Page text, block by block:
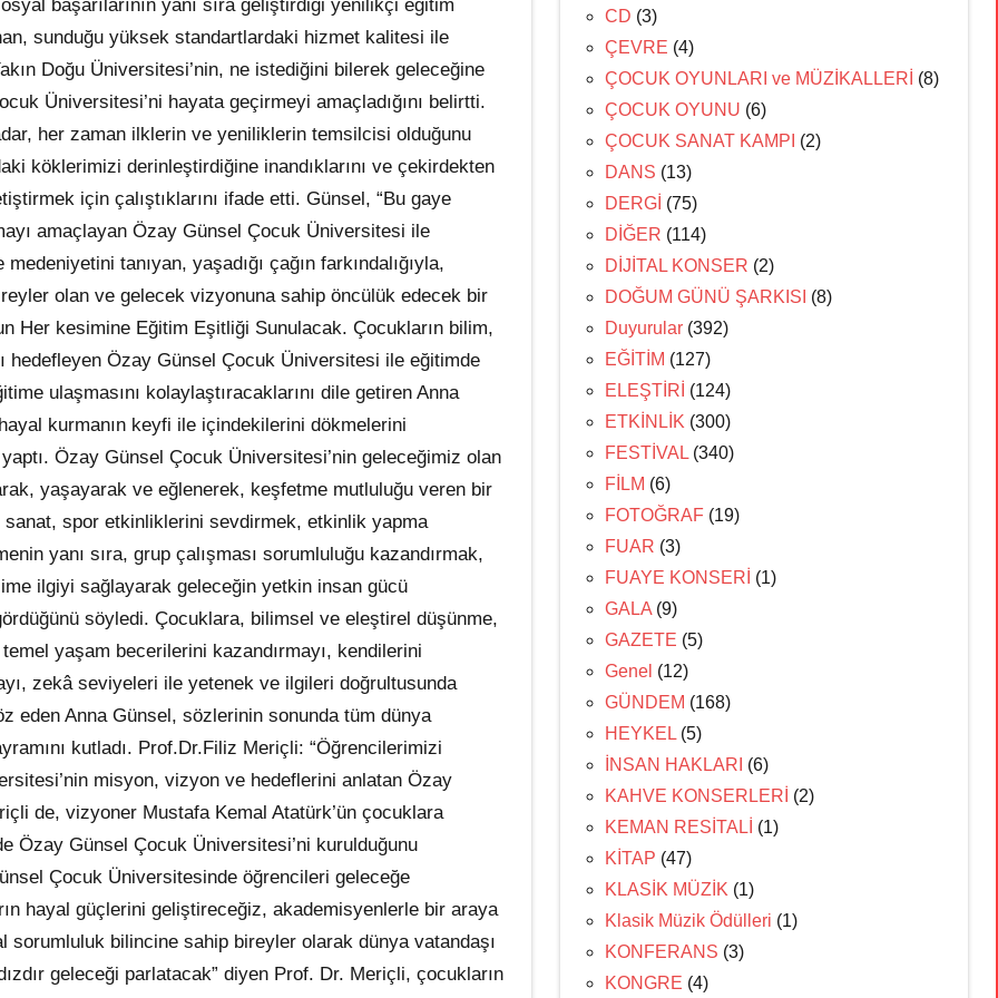
başarılarının yanı sıra geliştirdiği yenilikçi eğitim
sunduğu yüksek standartlardaki hizmet kalitesi ile
Doğu Üniversitesi’nin, ne istediğini bilerek geleceğine
Üniversitesi’ni hayata geçirmeyi amaçladığını belirtti.
her zaman ilklerin ve yeniliklerin temsilcisi olduğunu
köklerimizi derinleştirdiğine inandıklarını ve çekirdekten
için çalıştıklarını ifade etti. Günsel, “Bu gaye
amaçlayan Özay Günsel Çocuk Üniversitesi ile
tanıyan, yaşadığı çağın farkındalığıyla,
olan ve gelecek vizyonuna sahip öncülük edecek bir
Her kesimine Eğitim Eşitliği Sunulacak. Çocukların bilim,
hedefleyen Özay Günsel Çocuk Üniversitesi ile eğitimde
ulaşmasını kolaylaştıracaklarını dile getiren Anna
kurmanın keyfi ile içindekilerini dökmelerini
Özay Günsel Çocuk Üniversitesi’nin geleceğimiz olan
yaşayarak ve eğlenerek, keşfetme mutluluğu veren bir
spor etkinliklerini sevdirmek, etkinlik yapma
yanı sıra, grup çalışması sorumluluğu kazandırmak,
ilgiyi sağlayarak geleceğin yetkin insan gücü
söyledi. Çocuklara, bilimsel ve eleştirel düşünme,
yaşam becerilerini kazandırmayı, kendilerini
zekâ seviyeleri ile yetenek ve ilgileri doğrultusunda
eden Anna Günsel, sözlerinin sonunda tüm dünya
kutladı. Prof.Dr.Filiz Meriçli: “Öğrencilerimizi
misyon, vizyon ve hedeflerini anlatan Özay
de, vizyoner Mustafa Kemal Atatürk’ün çocuklara
Özay Günsel Çocuk Üniversitesi’ni kurulduğunu
Çocuk Üniversitesinde öğrencileri geleceğe
hayal güçlerini geliştireceğiz, akademisyenlerle bir araya
bilincine sahip bireyler olarak dünya vatandaşı
geleceği parlatacak” diyen Prof. Dr. Meriçli, çocukların
CD (3)
ÇEVRE (4)
ÇOCUK OYUNLARI ve MÜZİKALLERİ (8)
ÇOCUK OYUNU (6)
ÇOCUK SANAT KAMPI (2)
DANS (13)
DERGİ (75)
DİĞER (114)
DİJİTAL KONSER (2)
DOĞUM GÜNÜ ŞARKISI (8)
Duyurular (392)
EĞİTİM (127)
ELEŞTİRİ (124)
ETKİNLİK (300)
FESTİVAL (340)
FİLM (6)
FOTOĞRAF (19)
FUAR (3)
FUAYE KONSERİ (1)
GALA (9)
GAZETE (5)
Genel (12)
GÜNDEM (168)
HEYKEL (5)
İNSAN HAKLARI (6)
KAHVE KONSERLERİ (2)
KEMAN RESİTALİ (1)
KİTAP (47)
KLASİK MÜZİK (1)
Klasik Müzik Ödülleri (1)
KONFERANS (3)
KONGRE (4)